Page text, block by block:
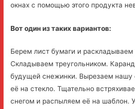
окнах с помощью этого продукта
Вот один из таких вариантов:
Берем лист бумаги и раскладываем
Складываем треугольником.
будущей снежинки. Вырезаем
её на стекло. Тщательно
снегом и распыляем её на шаблон.